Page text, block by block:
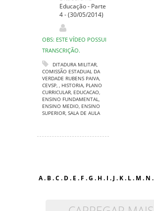
Educação - Parte
4 - (30/05/2014)
OBS: ESTE VÍDEO POSSUI
TRANSCRIÇÃO.
DITADURA MILITAR,
COMISSÃO ESTADUAL DA
VERDADE RUBENS PAIVA,
CEVSP, , HISTORIA, PLANO
CURRICULAR, EDUCACAO,
ENSINO FUNDAMENTAL,
ENSINO MEDIO, ENSINO
SUPERIOR, SALA DE AULA
A. B.C . D. E . F .G . H. I . J . K. L. M. N .